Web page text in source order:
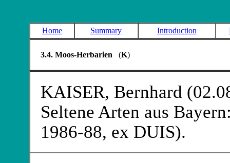
Home Summary Introduction
3.4. Moos-Herbarien (K)
KAISER, Bernhard
Seltene Arten aus
1986-88, ex DUIS).